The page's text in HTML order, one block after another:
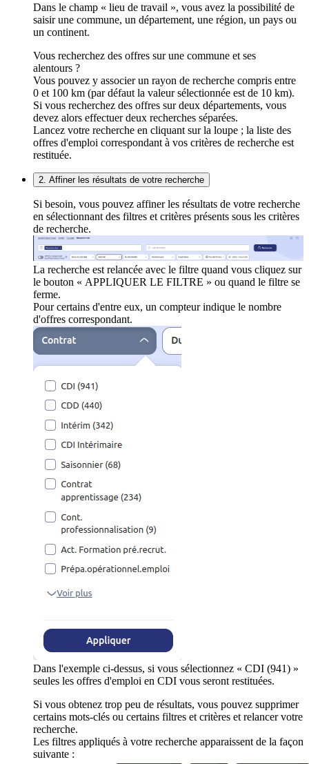
Dans le champ « lieu de travail », vous avez la possibilité de
saisir une commune, un département, une région, un pays ou
un continent.
Vous recherchez des offres sur une commune et ses
alentours ?
Vous pouvez y associer un rayon de recherche compris entre
0 et 100 km (par défaut la valeur sélectionnée est de 10 km).
Si vous recherchez des offres sur deux départements, vous
devez alors effectuer deux recherches séparées.
Lancez votre recherche en cliquant sur la loupe ; la liste des
offres d'emploi correspondant à vos critères de recherche est
restituée.
2. Affiner les résultats de votre recherche
Si besoin, vous pouvez affiner les résultats de votre recherche
en sélectionnant des filtres et critères présents sous les critères
de recherche.
La recherche est relancée avec le filtre quand vous cliquez sur
le bouton « APPLIQUER LE FILTRE » ou quand le filtre se
ferme.
Pour certains d'entre eux, un compteur indique le nombre
d'offres correspondant.
Dans l'exemple ci-dessus, si vous sélectionnez « CDI (941) »
seules les offres d'emploi en CDI vous seront restituées.
Si vous obtenez trop peu de résultats, vous pouvez supprimer
certains mots-clés ou certains filtres et critères et relancer votre
recherche.
Les filtres appliqués à votre recherche apparaissent de la façon
suivante :